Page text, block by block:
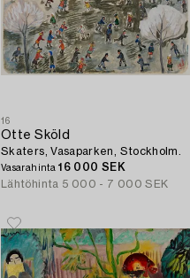
16
Otte Sköld
Skaters, Vasaparken, Stockholm.
Vasarahinta16 000 SEK
Lähtöhinta 5 000 - 7 000 SEK